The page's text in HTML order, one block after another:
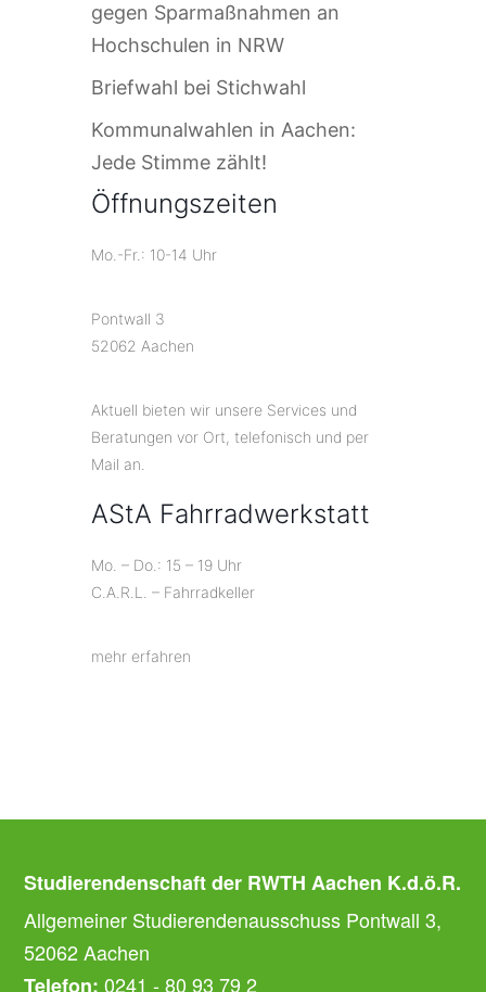
gegen Sparmaßnahmen an
Hochschulen in NRW
Briefwahl bei Stichwahl
Kommunalwahlen in Aachen:
Jede Stimme zählt!
Öffnungszeiten
Mo.-Fr.: 10-14 Uhr
Pontwall 3
52062 Aachen
Aktuell bieten wir unsere Services und
Beratungen vor Ort, telefonisch und per
Mail an.
AStA Fahrradwerkstatt
Mo. – Do.: 15 – 19 Uhr
C.A.R.L. – Fahrradkeller
mehr erfahren
Studierendenschaft der RWTH Aachen K.d.ö.R.
Allgemeiner Studierendenausschuss Pontwall 3,
52062 Aachen
Telefon: 0241 - 80 93 79 2